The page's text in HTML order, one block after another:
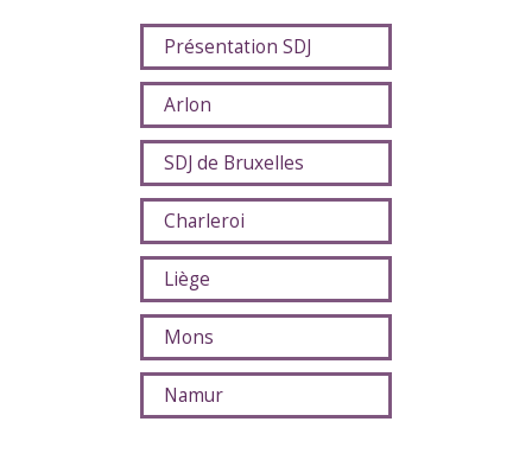
Présentation SDJ
Arlon
SDJ de Bruxelles
Charleroi
Liège
Mons
Namur